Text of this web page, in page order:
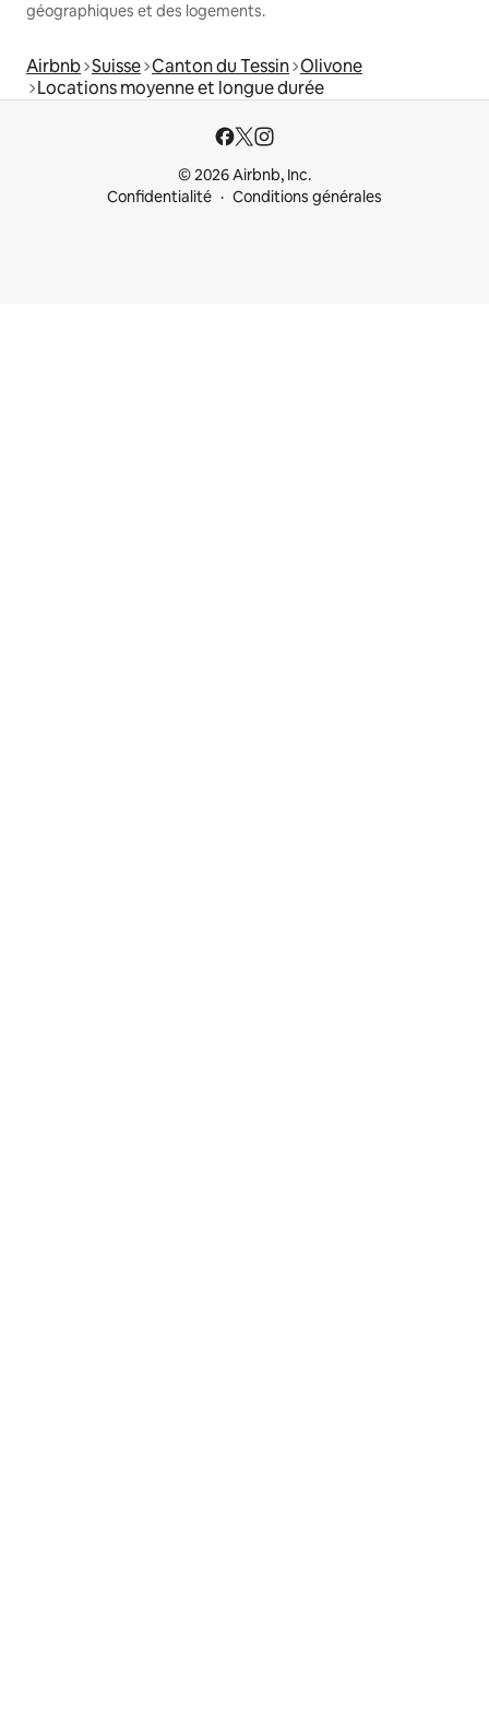
géographiques et des logements.
Airbnb Suisse Canton du Tessin Olivone
Locations moyenne et longue durée
© 2026 Airbnb, Inc.
Confidentialité
Conditions générales